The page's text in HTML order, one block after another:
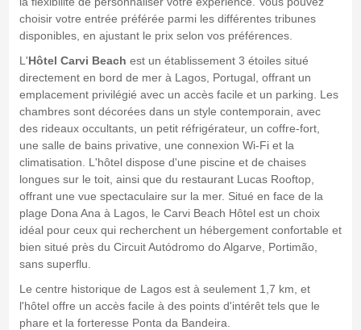
choisir votre entrée préférée parmi les différentes tribunes
disponibles, en ajustant le prix selon vos préférences.
L'Hôtel Carvi Beach est un établissement 3 étoiles situé
directement en bord de mer à Lagos, Portugal, offrant un
emplacement privilégié avec un accès facile et un parking. Les
chambres sont décorées dans un style contemporain, avec
des rideaux occultants, un petit réfrigérateur, un coffre-fort,
une salle de bains privative, une connexion Wi-Fi et la
climatisation. L'hôtel dispose d'une piscine et de chaises
longues sur le toit, ainsi que du restaurant Lucas Rooftop,
offrant une vue spectaculaire sur la mer. Situé en face de la
plage Dona Ana à Lagos, le Carvi Beach Hôtel est un choix
idéal pour ceux qui recherchent un hébergement confortable et
bien situé près du Circuit Autódromo do Algarve, Portimão,
sans superflu.
Le centre historique de Lagos est à seulement 1,7 km, et
l'hôtel offre un accès facile à des points d'intérêt tels que le
phare et la forteresse Ponta da Bandeira.